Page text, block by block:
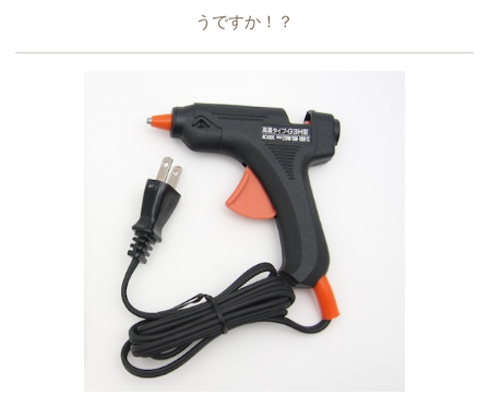
うですか！？